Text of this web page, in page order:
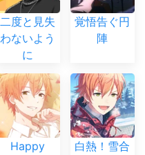
二度と見失
わないよう
に
覚悟告ぐ円
陣
Happy
白熱！雪合